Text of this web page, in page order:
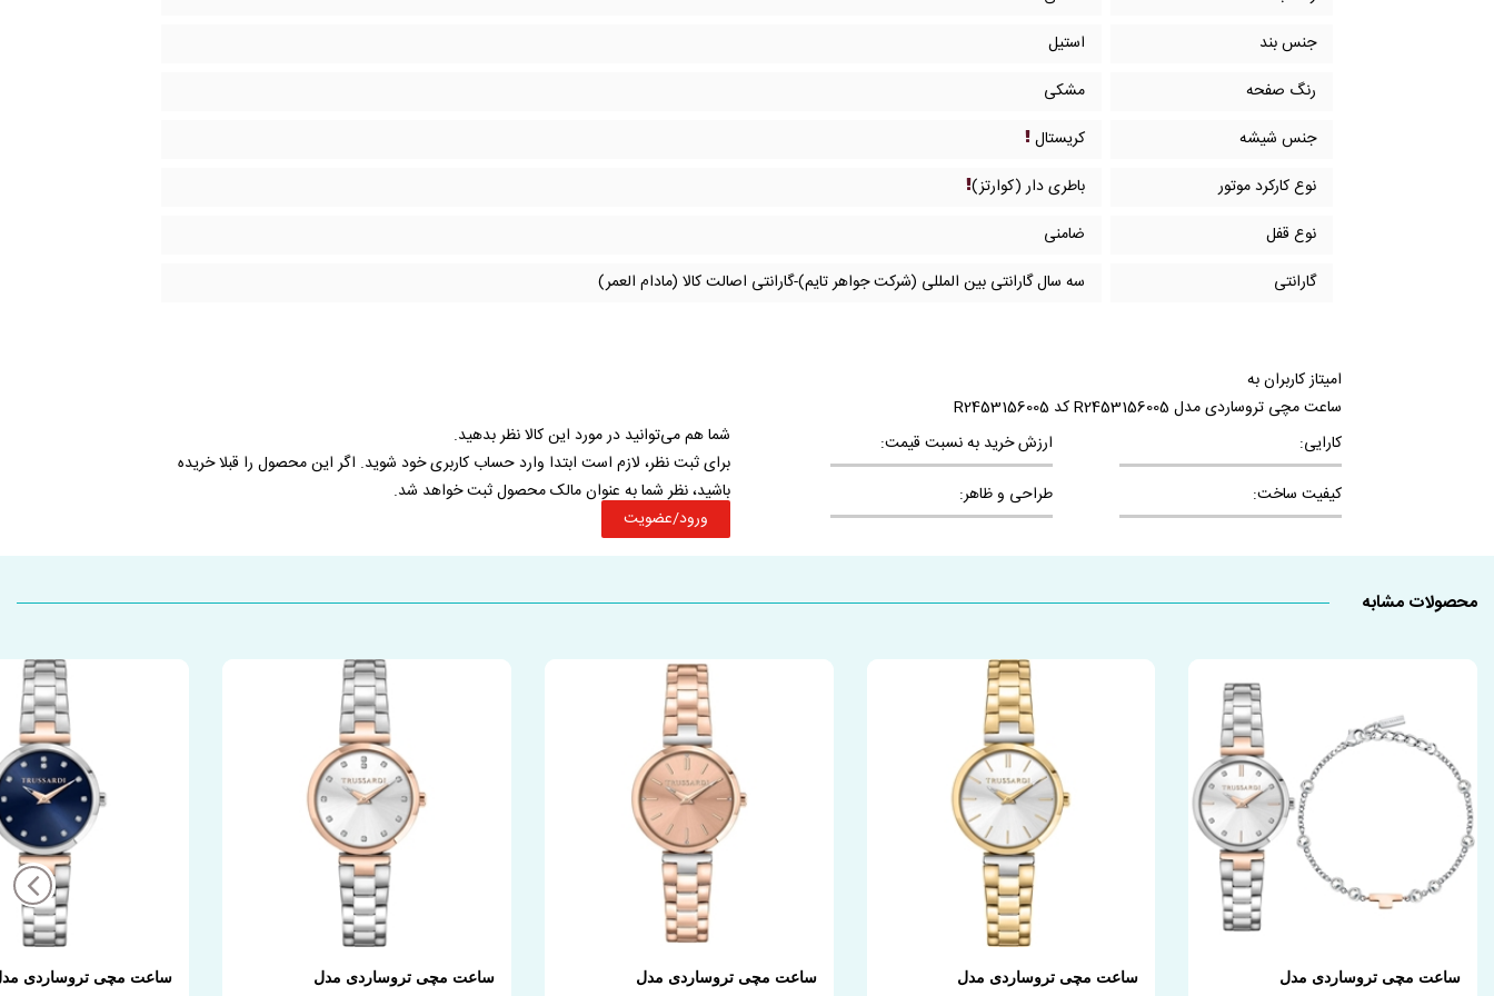
جنس بند
استیل
رنگ صفحه
مشکی
جنس شیشه
کریستال
نوع کارکرد موتور
باطری دار (کوارتز)
نوع قفل
ضامنی
گارانتی
سه سال گارانتی بین المللی (شرکت جواهر تایم)-گارانتی اصالت کالا (مادام العمر)
امیتاز کاربران به
ساعت مچی تروساردی مدل R2453156005 کد R2453156005
کارایی:
ارزش خرید به نسبت قیمت:
کیفیت ساخت:
طراحی و ظاهر:
شما هم می‌توانید در مورد این کالا نظر بدهید.
برای ثبت نظر، لازم است ابتدا وارد حساب کاربری خود شوید. اگر این محصول را قبلا خریده
باشید، نظر شما به عنوان مالک محصول ثبت خواهد شد.
ورود/عضویت
محصولات مشابه
ساعت مچی تروساردی مدل
ساعت مچی تروساردی مدل
ساعت مچی تروساردی مدل
ساعت مچی تروساردی مدل
ساعت مچی تروساردی